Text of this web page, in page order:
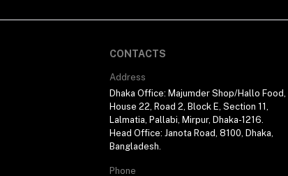
CONTACTS
Address
Dhaka Office: Majumder Shop/Hallo Food,
House 22, Road 2, Block E, Section 11,
Lalmatia, Pallabi, Mirpur, Dhaka-1216.
Head Office: Janota Road, 8100, Dhaka,
Bangladesh.
Phone